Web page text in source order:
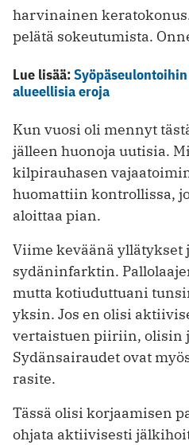
harvinainen
pelätä sokeutumista.
Lue lisää:
alueellisia eroja
Kun vuosi oli mennyt
jälleen huonoja uutisia.
kilpirauhasen
huomattiin kontrollissa,
aloittaa pian.
Viime keväänä
sydäninfarktin.
mutta kotiuduttuani
yksin. Jos en olisi
vertaistuen piiriin, olisin
Sydänsairaudet ovat
rasite.
Tässä olisi korjaamisen
ohjata aktiivisesti